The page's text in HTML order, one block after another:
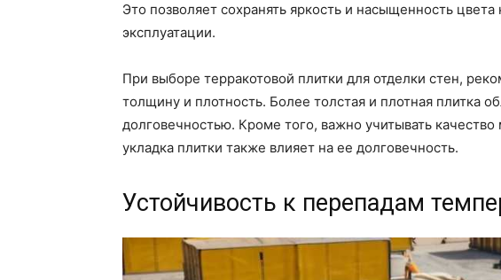
Это позволяет сохранять яркость и насыщенность
эксплуатации.
При выборе терракотовой плитки для отделки стен,
толщину и плотность. Более толстая и плотная плитка
долговечностью. Кроме того, важно учитывать качество
укладка плитки также влияет на ее долговечность.
Устойчивость к перепадам